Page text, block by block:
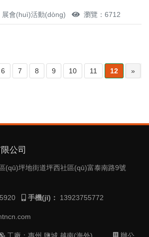
展會(huì)活動(dòng) 瀏覽：6712
6 7 8 9 10 11 12 »
公司
(qū)坪地街道坪西社區(qū)富泰南路9號
手機(jī)： 13923755772